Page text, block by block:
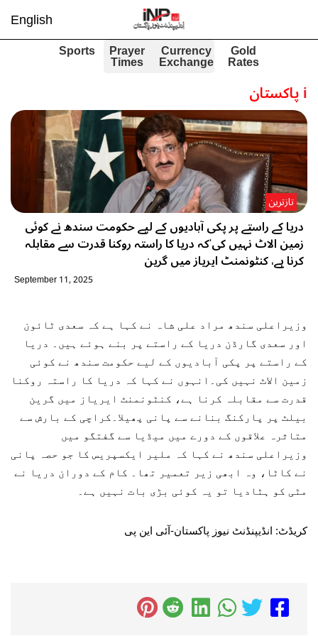
English
Gold
Rates
Currency
Exchange
Prayer
Times
Sports
iپاکستان
دریا کے راستے پر پکی آبادیوں کے لیے حکومت سندھ نے کوئی
زمین الاٹ نہیں کی'کہ دریا کا راستہ روکنا قدرت سے مقابلہ
کرنا ہے، کنٹونمنٹ ایریاز میں گرین
تازترین
September 11, 2025
وزیراعلی سندھ مراد علی شاہ نے کہا ہے کہ سعدی ٹائون
اور سعدی گارڈن دریا کے راستے پر بنے ہوئے ہیں۔ دریا
کے راستے پر پکی آبادیوں کے لیے حکومت سندھ نے کوئی
زمین الاٹ نہیں کی۔انہوں نے کہا کہ دریا کا راستہ روکنا
قدرت سے مقابلہ کرنا ہے، کنٹونمنٹ ایریاز میں گرین
بیلٹ پر پارکنگ بنانے سے پانی پھیلا۔کراچی کے بارش سے
متاثرہ علاقوں کے دورے میں میڈیا سے گفتگو میں
وزیراعلی سندھ نے کہا کہ ملیر ایکسپریس کا جو حصہ پانی
نے کاٹا، وہ ابھی زیر تعمیر تھا۔ کام کے دوران دریا نے
مٹی کو ہٹادیا تو یہ کوئی بڑی بات نہیں ہے۔
کریڈٹ: انڈیپنڈنٹ نیوز پاکستان-آئی این پی